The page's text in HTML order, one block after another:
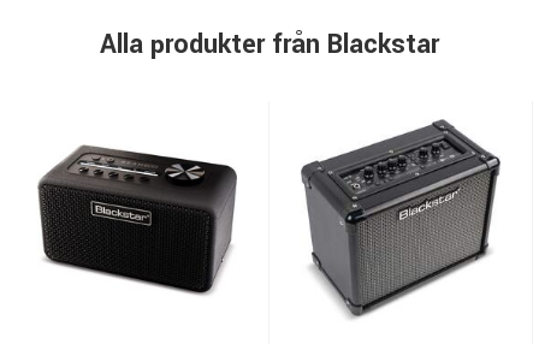
Alla produkter från Blackstar